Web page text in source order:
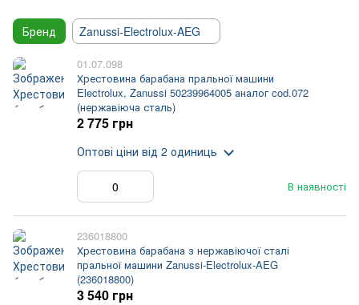
Бренд Zanussi-Electrolux-AEG
01.07.098
Хрестовина барабана пральної машини
Electrolux, Zanussi 50239964005 аналог cod.072
(нержавіюча сталь)
В наявності
2 775 грн
Оптові ціни від 2 одиниць
236018800
Хрестовина барабана з нержавіючої сталі
пральної машини Zanussi-Electrolux-AEG
(236018800)
3 540 грн